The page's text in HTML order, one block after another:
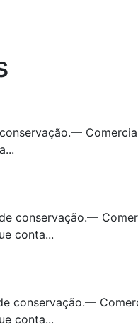
conservação.—
conta...
conservação.—
conta...